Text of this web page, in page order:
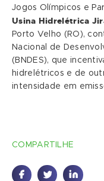
Jogos Olímpicos e
Usina Hidrelétrica
Porto Velho (RO),
Nacional de
(BNDES), que
hidrelétricos e de
intensidade em
COMPARTILHE